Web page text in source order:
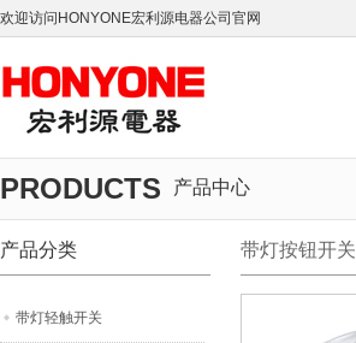
欢迎访问HONYONE宏利源电器公司官网
PRODUCTS 产品中心
产品分类
带灯轻触开关
带灯按钮开关